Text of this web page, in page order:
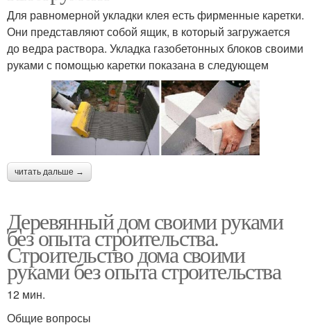
Для равномерной укладки клея есть фирменные каретки.
Они представляют собой ящик, в который загружается
до ведра раствора. Укладка газобетонных блоков своими
руками с помощью каретки показана в следующем
читать дальше →
Деревянный дом своими руками
без опыта строительства.
Строительство дома своими
руками без опыта строительства
12 мин.
Общие вопросы